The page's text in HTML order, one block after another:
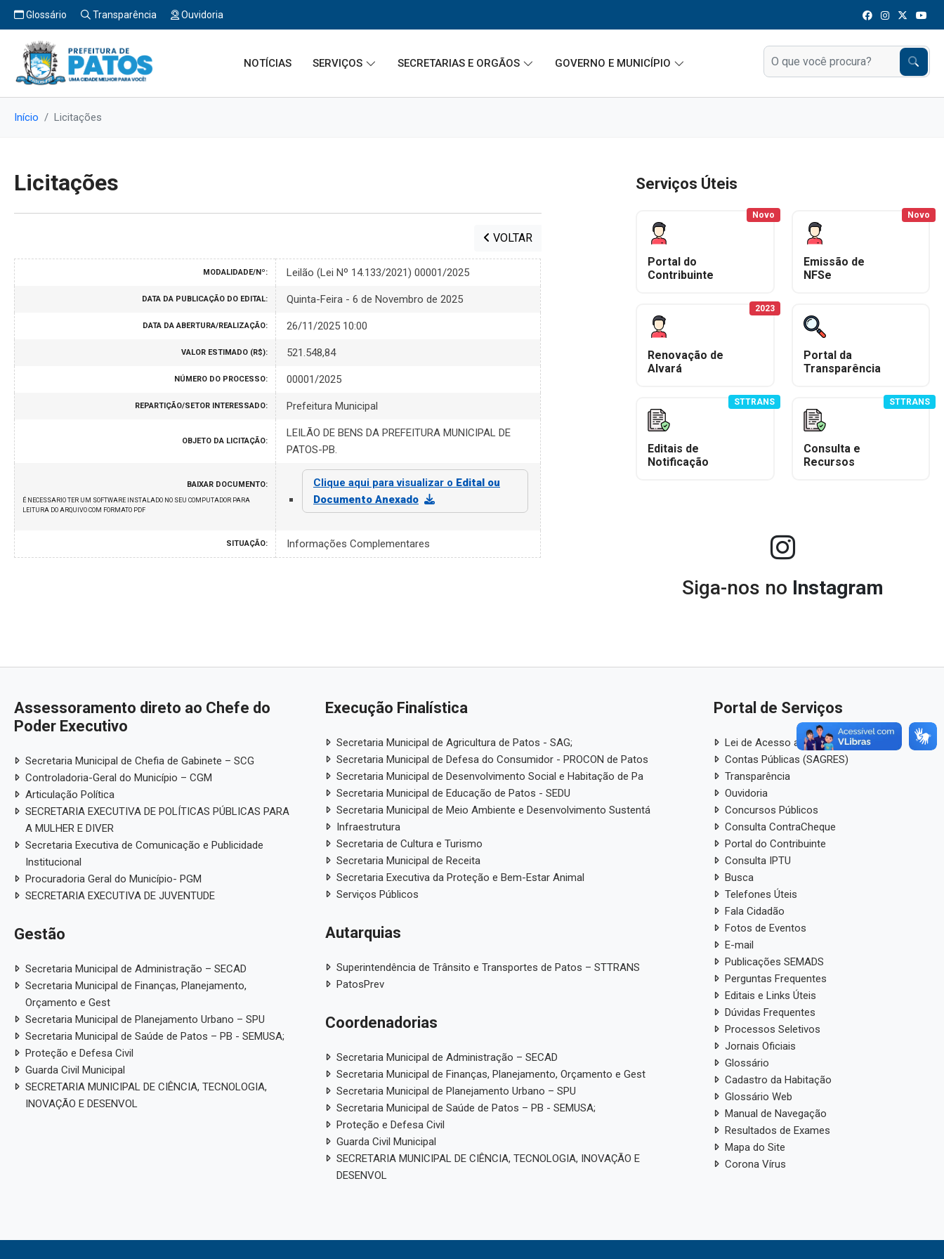
Glossário Transparência Ouvidoria
NOTÍCIAS SERVIÇOS SECRETARIAS E ORGÃOS GOVERNO E MUNICÍPIO
Início Licitações
Licitações
VOLTAR
MODALIDADE/Nº: Leilão (Lei Nº 14.133/2021) 00001/2025
DATA DA PUBLICAÇÃO DO EDITAL: Quinta-Feira - 6 de Novembro de 2025
DATA DA ABERTURA/REALIZAÇÃO: 26/11/2025 10:00
VALOR ESTIMADO (R$): 521.548,84
NÚMERO DO PROCESSO: 00001/2025
REPARTIÇÃO/SETOR INTERESSADO: Prefeitura Municipal
OBJETO DA LICITAÇÃO:
LEILÃO DE BENS DA PREFEITURA MUNICIPAL DE
PATOS-PB.
BAIXAR DOCUMENTO:
É NECESSARIO TER UM SOFTWARE INSTALADO NO SEU COMPUTADOR PARA
LEITURA DO ARQUIVO COM FORMATO PDF
Clique aqui para visualizar o Edital ou
Documento Anexado
SITUAÇÃO: Informações Complementares
Serviços Úteis
Portal do
Contribuinte
Novo
Emissão de
NFSe
Novo
Renovação de
Alvará
2023
Portal da
Transparência
Editais de
Notificação
STTRANS
Consulta e
Recursos
STTRANS
Siga-nos no Instagram
Assessoramento direto ao Chefe do
Poder Executivo
Secretaria Municipal de Chefia de Gabinete – SCG
Controladoria-Geral do Município – CGM
Articulação Política
SECRETARIA EXECUTIVA DE POLÍTICAS PÚBLICAS PARA
A MULHER E DIVER
Secretaria Executiva de Comunicação e Publicidade
Institucional
Procuradoria Geral do Município- PGM
SECRETARIA EXECUTIVA DE JUVENTUDE
Gestão
Secretaria Municipal de Administração – SECAD
Secretaria Municipal de Finanças, Planejamento,
Orçamento e Gest
Secretaria Municipal de Planejamento Urbano – SPU
Secretaria Municipal de Saúde de Patos – PB - SEMUSA;
Proteção e Defesa Civil
Guarda Civil Municipal
SECRETARIA MUNICIPAL DE CIÊNCIA, TECNOLOGIA,
INOVAÇÃO E DESENVOL
Execução Finalística
Secretaria Municipal de Agricultura de Patos - SAG;
Secretaria Municipal de Defesa do Consumidor - PROCON de Patos
Secretaria Municipal de Desenvolvimento Social e Habitação de Pa
Secretaria Municipal de Educação de Patos - SEDU
Secretaria Municipal de Meio Ambiente e Desenvolvimento Sustentá
Infraestrutura
Secretaria de Cultura e Turismo
Secretaria Municipal de Receita
Secretaria Executiva da Proteção e Bem-Estar Animal
Serviços Públicos
Autarquias
Superintendência de Trânsito e Transportes de Patos – STTRANS
PatosPrev
Coordenadorias
Secretaria Municipal de Administração – SECAD
Secretaria Municipal de Finanças, Planejamento, Orçamento e Gest
Secretaria Municipal de Planejamento Urbano – SPU
Secretaria Municipal de Saúde de Patos – PB - SEMUSA;
Proteção e Defesa Civil
Guarda Civil Municipal
SECRETARIA MUNICIPAL DE CIÊNCIA, TECNOLOGIA, INOVAÇÃO E
DESENVOL
Portal de Serviços
Lei de Acesso a Informação
Contas Públicas (SAGRES)
Transparência
Ouvidoria
Concursos Públicos
Consulta ContraCheque
Portal do Contribuinte
Consulta IPTU
Busca
Telefones Úteis
Fala Cidadão
Fotos de Eventos
E-mail
Publicações SEMADS
Perguntas Frequentes
Editais e Links Úteis
Dúvidas Frequentes
Processos Seletivos
Jornais Oficiais
Glossário
Cadastro da Habitação
Glossário Web
Manual de Navegação
Resultados de Exames
Mapa do Site
Corona Vírus